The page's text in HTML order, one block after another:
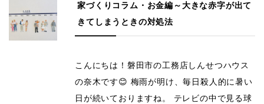
家づくりコラム・お金編～大きな赤字が出て
きてしまうときの対処法
こんにちは！磐田市の工務店しんせつハウス
の奈木です😊 梅雨が明け、毎日殺人的に暑い
日が続いておりますね。 テレビの中で見る球